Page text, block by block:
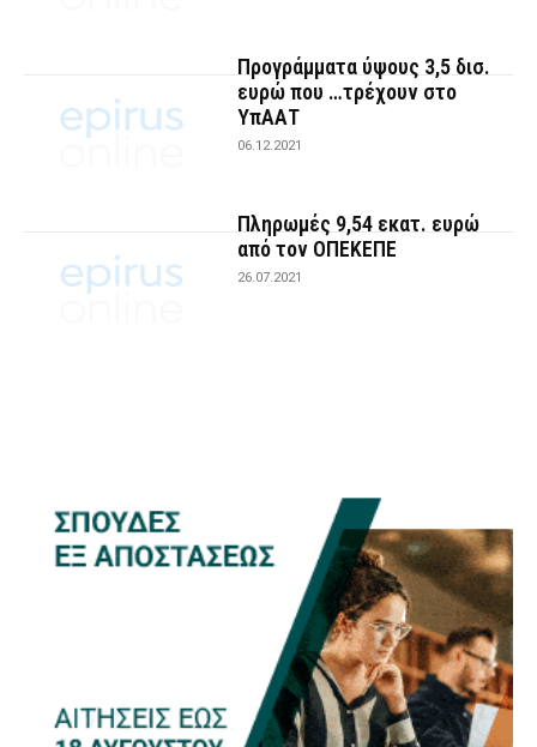
Προγράμματα ύψους 3,5 δισ.
ευρώ που …τρέχουν στο
ΥπΑΑΤ
06.12.2021
Πληρωμές 9,54 εκατ. ευρώ
από τον ΟΠΕΚΕΠΕ
26.07.2021